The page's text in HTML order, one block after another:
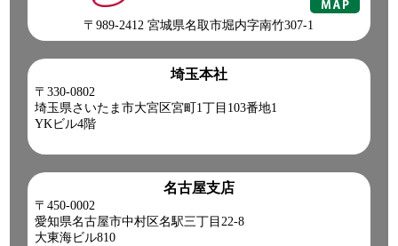
〒989-2412 宮城県名取市堀内字南竹307-1
埼玉本社
〒330-0802
埼玉県さいたま市大宮区宮町1丁目103番地1
YKビル4階
名古屋支店
〒450-0002
愛知県名古屋市中村区名駅三丁目22-8
大東海ビル810